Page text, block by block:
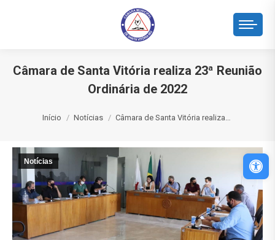
Câmara de Santa Vitória realiza 23ª Reunião
Ordinária de 2022
Início Notícias Câmara de Santa Vitória realiza…
Notícias